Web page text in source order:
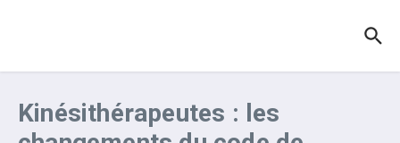
Kinésithérapeutes : les